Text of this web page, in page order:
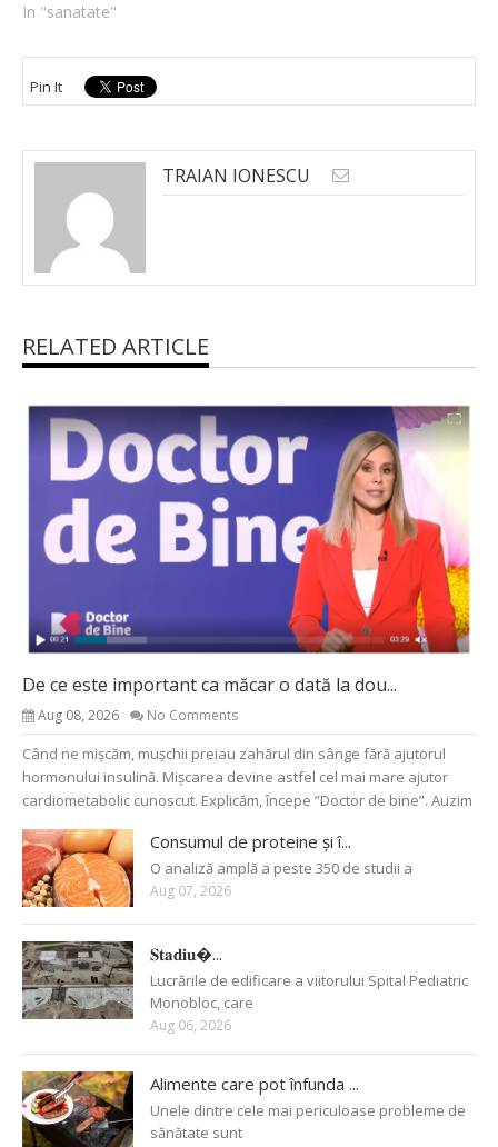
In "sanatate"
Pin It
TRAIAN IONESCU
RELATED ARTICLE
De ce este important ca măcar o dată la dou...
Aug 08, 2026 No Comments
Când ne mișcăm, mușchii preiau zahărul din sânge fără ajutorul
hormonului insulină. Mișcarea devine astfel cel mai mare ajutor
cardiometabolic cunoscut. Explicăm, începe ”Doctor de bine”. Auzim
Consumul de proteine și î...
O analiză amplă a peste 350 de studii a
Aug 07, 2026
𝐒𝐭𝐚𝐝𝐢𝐮�...
Lucrările de edificare a viitorului Spital Pediatric
Monobloc, care
Aug 06, 2026
Alimente care pot înfunda ...
Unele dintre cele mai periculoase probleme de
sănătate sunt